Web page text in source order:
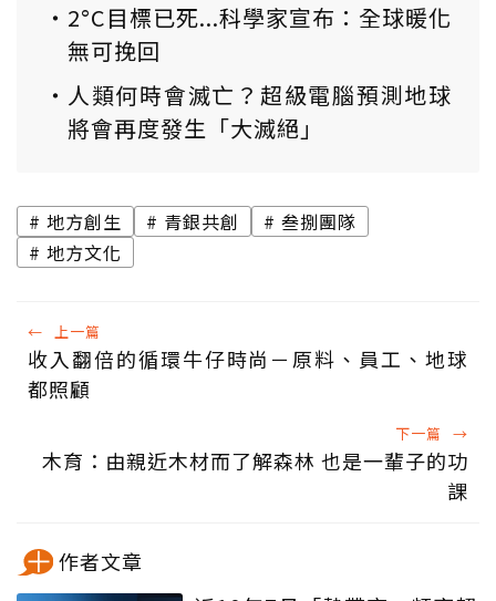
2°C目標已死...科學家宣布：全球暖化
無可挽回
人類何時會滅亡？超級電腦預測地球
將會再度發生「大滅絕」
地方創生 青銀共創
叁捌團隊
地方文化
← 上一篇
收入翻倍的循環牛仔時尚－原料、員工、地球
都照顧
下一篇 →
木育：由親近木材而了解森林 也是一輩子的功
課
作者文章